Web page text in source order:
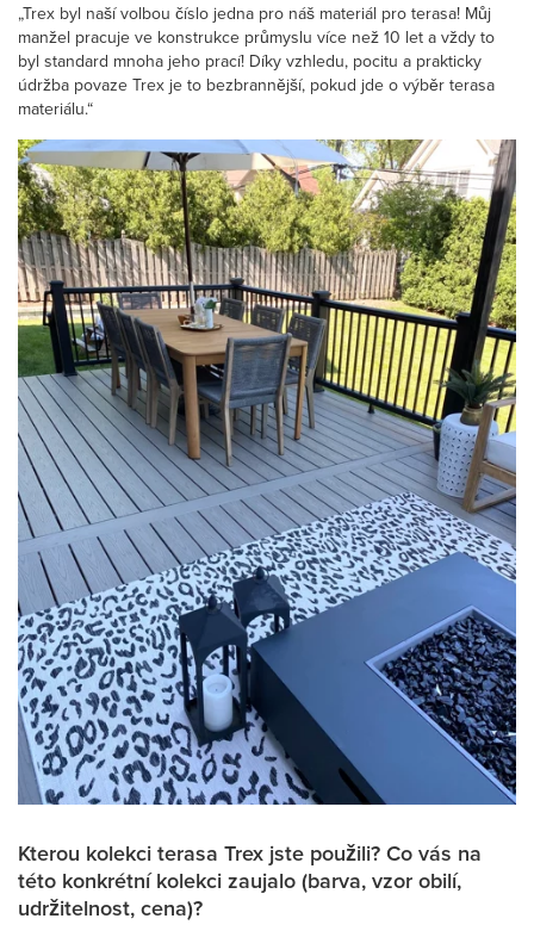
„Trex byl naší volbou číslo jedna pro náš materiál pro terasa! Můj
manžel pracuje ve konstrukce průmyslu více než 10 let a vždy to
byl standard mnoha jeho prací! Díky vzhledu, pocitu a prakticky
údržba povaze Trex je to bezbrannější, pokud jde o výběr terasa
materiálu.“
Kterou kolekci terasa Trex jste použili? Co vás na
této konkrétní kolekci zaujalo (barva, vzor obilí,
udržitelnost, cena)?